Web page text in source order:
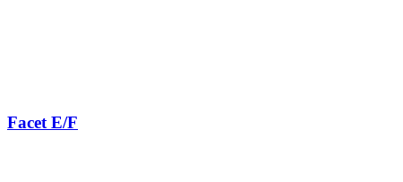
Facet E/F